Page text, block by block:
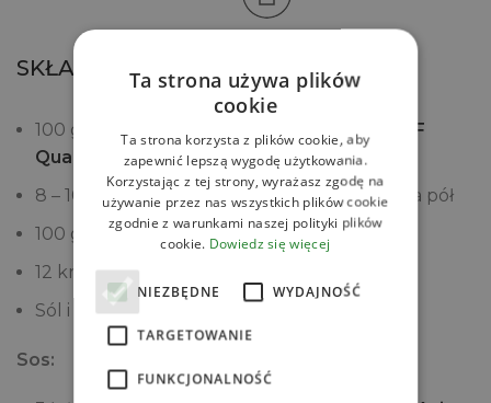
SKŁADNIKI
100 g
Quinoi komosy ryżowej mieszanej QF
Quality Food
8 – 10 pomidorków cherry przekrojonych na pół
100 g mieszanki sałat, dowolnej
12 krewetek 16/20 oczyszczonych
Sól i pieprz czarny do smaku
Sos:
Ta strona używa plików
cookie
Ta strona korzysta z plików cookie, aby
zapewnić lepszą wygodę użytkowania.
Korzystając z tej strony, wyrażasz zgodę na
używanie przez nas wszystkich plików cookie
zgodnie z warunkami naszej polityki plików
cookie. Dowiedz się więcej
NIEZBĘDNE WYDAJNOŚĆ
TARGETOWANIE
FUNKCJONALNOŚĆ